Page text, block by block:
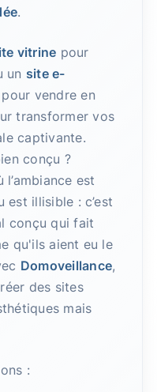
.
vitrine pour
un site e-
vendre en
transformer vos
captivante.
conçu ?
est
est illisible : c’est
conçu qui fait
qu'ils aient eu le
Domoveillance,
des sites
mais
: